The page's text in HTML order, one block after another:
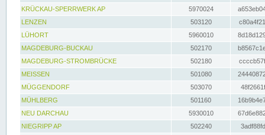
KRÜCKAU-SPERRWERK AP
5970024
LENZEN
503120
LÜHORT
5960010
MAGDEBURG-BUCKAU
502170
MAGDEBURG-STROMBRÜCKE
502180
MEISSEN
501080
MÜGGENDORF
503070
MÜHLBERG
501160
NEU DARCHAU
5930010
NIEGRIPP AP
502240